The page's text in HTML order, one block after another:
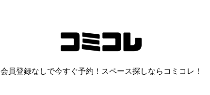
会員登録なしで今すぐ予約！スペース探しならコミコレ！